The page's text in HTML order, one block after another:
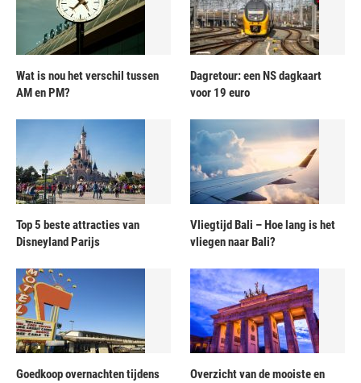
Wat is nou het verschil tussen
AM en PM?
Dagretour: een NS dagkaart
voor 19 euro
Top 5 beste attracties van
Disneyland Parijs
Vliegtijd Bali – Hoe lang is het
vliegen naar Bali?
Goedkoop overnachten tijdens
Overzicht van de mooiste en